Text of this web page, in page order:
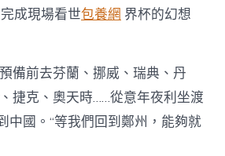
成現場看世包養網 界杯的幻想
備前去芬蘭、挪威、瑞典、丹
捷克、奧天時……從意年夜利坐渡
中國。“等我們回到鄭州，能夠就